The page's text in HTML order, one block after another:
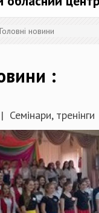
Головні новини
Семінари, тренінги